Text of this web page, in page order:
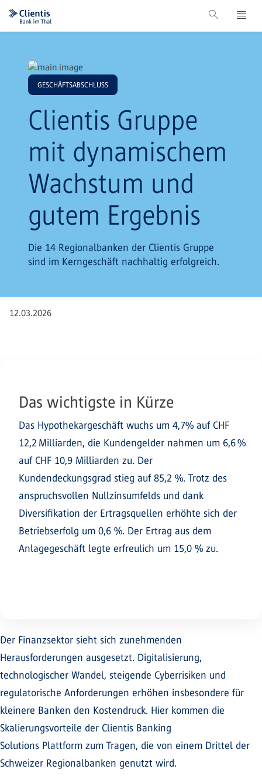
GESCHÄFTSABSCHLUSS
Clientis Gruppe
mit dynamischem
Wachstum und
gutem Ergebnis
Die 14 Regionalbanken der Clientis Gruppe
sind im Kerngeschäft nachhaltig erfolgreich.
12.03.2026
Das wichtigste in Kürze
Das Hypothekargeschäft wuchs um 4,7% auf CHF
12,2 Milliarden, die Kundengelder nahmen um 6,6 %
auf CHF 10,9 Milliarden zu. Der
Kundendeckungsgrad stieg auf 85,2 %. Trotz des
anspruchsvollen Nullzinsumfelds und dank
Diversifikation der Ertragsquellen erhöhte sich der
Betriebserfolg um 0,6 %. Der Ertrag aus dem
Anlagegeschäft legte erfreulich um 15,0 % zu.
Der Finanzsektor sieht sich zunehmenden
Herausforderungen ausgesetzt. Digitalisierung,
technologischer Wandel, steigende Cyberrisiken und
regulatorische Anforderungen erhöhen insbesondere für
kleinere Banken den Kostendruck. Hier kommen die
Skalierungsvorteile der Clientis Banking
Solutions Plattform zum Tragen, die von einem Drittel der
Schweizer Regionalbanken genutzt wird.